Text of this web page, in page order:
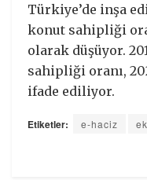
Türkiye’de inşa
konut sahipliği
olarak düşüyor.
sahipliği oranı,
ifade ediliyor.
Etiketler: e-haciz